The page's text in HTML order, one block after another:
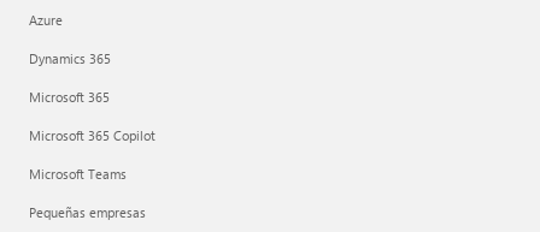
Azure
Dynamics 365
Microsoft 365
Microsoft 365 Copilot
Microsoft Teams
Pequeñas empresas